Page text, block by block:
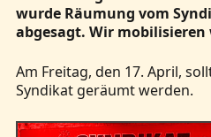
wurde Räumung vom
abgesagt. Wir mobilisieren
Am Freitag, den 17. April,
Syndikat geräumt werden.